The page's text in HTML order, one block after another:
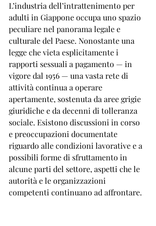
L’industria dell’intrattenimento per
adulti in Giappone occupa uno spazio
peculiare nel panorama legale e
culturale del Paese. Nonostante una
legge che vieta esplicitamente i
rapporti sessuali a pagamento — in
vigore dal 1956 — una vasta rete di
attività continua a operare
apertamente, sostenuta da aree grigie
giuridiche e da decenni di tolleranza
sociale. Esistono discussioni in corso
e preoccupazioni documentate
riguardo alle condizioni lavorative e a
possibili forme di sfruttamento in
alcune parti del settore, aspetti che le
autorità e le organizzazioni
competenti continuano ad affrontare.